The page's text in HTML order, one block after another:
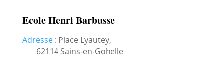
Ecole Henri Barbusse
Adresse: Place Lyautey,
62114 Sains-en-Gohelle